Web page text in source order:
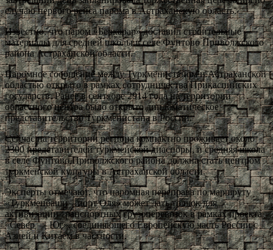
случаю первого рейса парома в Астраханскую область.
Известно, что паром «Беркарар» доставил строительные
материалы для средней школы в селе Фунтово Приволжского
района Астраханской области.
Паромное сообщение между Туркменистаном и Астраханской
областью открыто в рамках сотрудничества Прикаспийских
государств. Ранее в сентябре 2914 года на территории
областного центра было открыто дипломатическое
представительство Туркменистана в России.
Сейчас на территории региона компактно проживает около
2300 представителей туркменской диаспоры, и средняя школа
в селе Фунтово Приволжского района должна стать центром
туркменской культуры в Астраханской области.
Эксперты отмечают, что паромная переправа по маршруту
«Туркменбаши – порт Оля» может дать толчок для
активизации транспортных грузоперевозок в рамках проекта
«Север — Юг», соединяющего Европейскую часть России с
Азией и Китаем в частности.